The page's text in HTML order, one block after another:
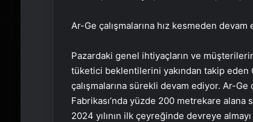
Ar-Ge çalışmalarına hız kesmeden devam
Pazardaki genel ihtiyaçların ve
tüketici beklentilerini yakından takip eden
çalışmalarına sürekli devam ediyor. Ar-Ge
Fabrikası’nda yüzde 200 metrekare
2024 yılının ilk çeyreğinde devreye almayı